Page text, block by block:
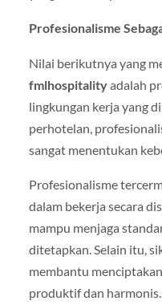
Profesionalisme
Nilai berikutnya yang
fmlhospitalityadalah
lingkungan kerja yang
perhotelan,
sangat menentukan
Profesionalisme
dalam bekerja secara
mampu menjaga
ditetapkan. Selain itu,
membantu
produktif dan